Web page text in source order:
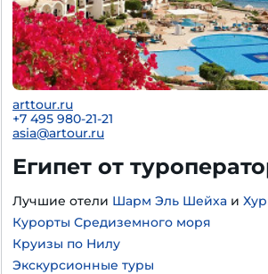
arttour.ru
+7 495 980-21-21
asia@artour.ru
Египет от
Лучшие отели Шарм Эль Шейха и
Курорты Средиземного моря
Круизы по Нилу
Экскурсионные туры